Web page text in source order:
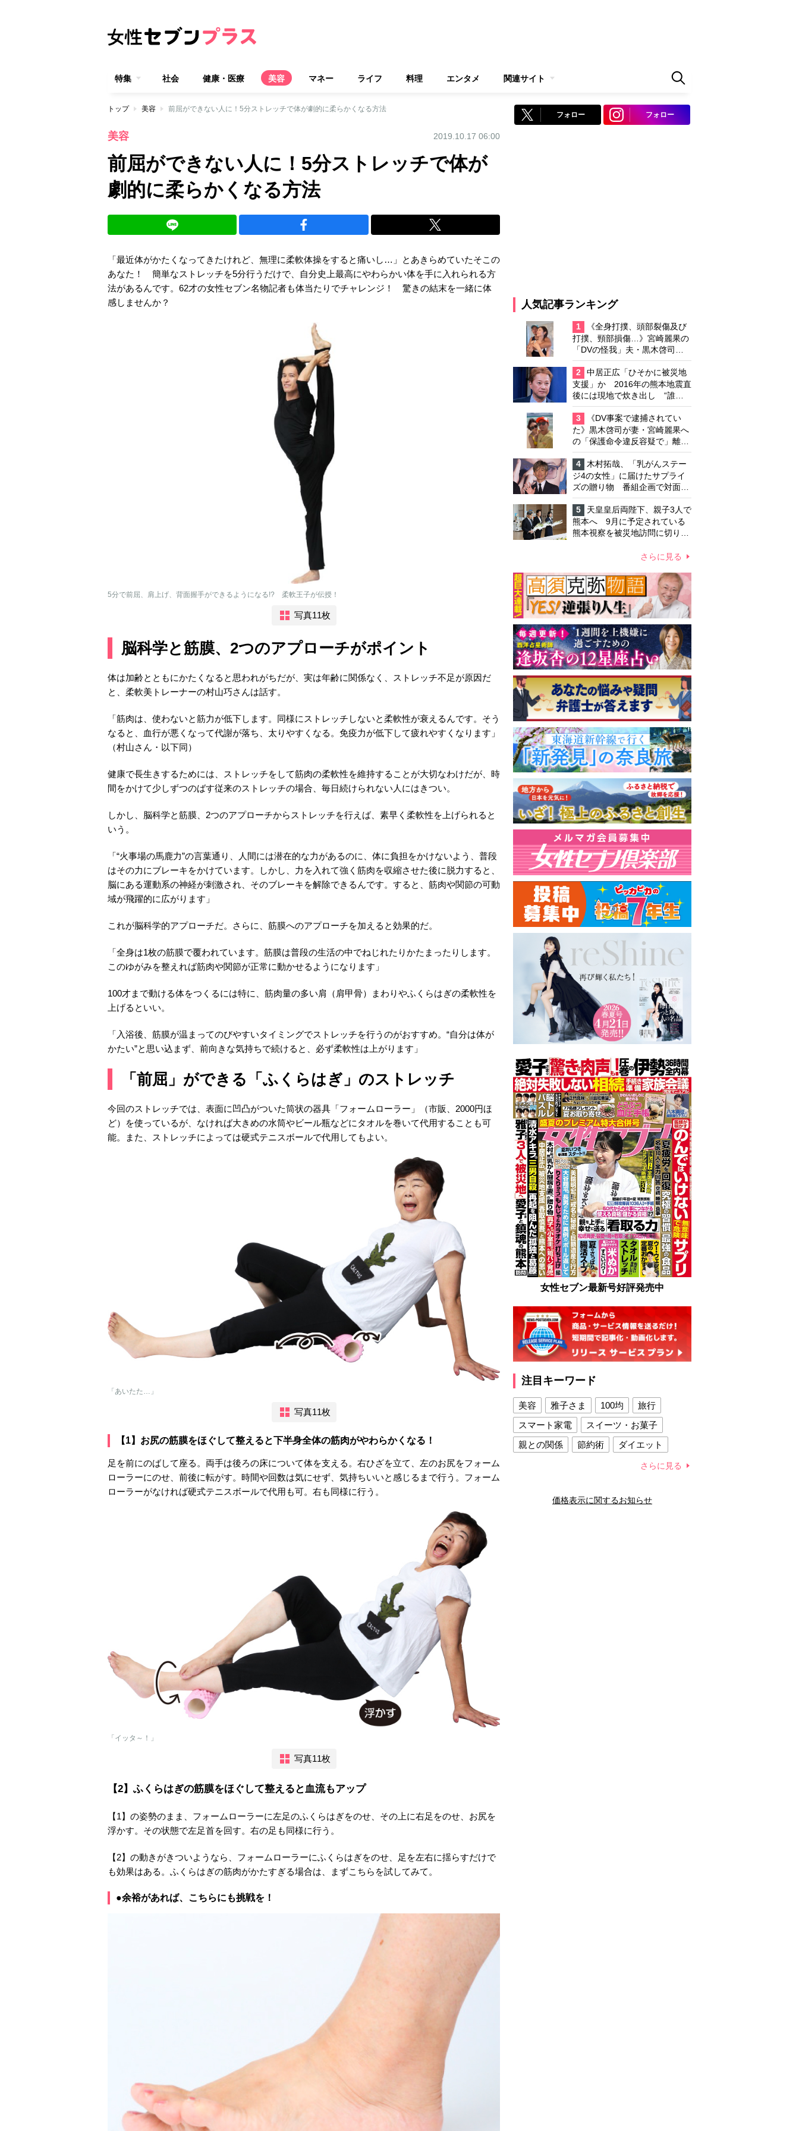
特集 社会 健康・医療 美容 マネー ライフ 料理 エンタメ 関連サイト
トップ 美容 前屈ができない人に！5分ストレッチで体が劇的に柔らかくなる方法
美容 2019.10.17 06:00
前屈ができない人に！5分ストレッチで体が
劇的に柔らかくなる方法
「最近体がかたくなってきたけれど、無理に柔軟体操をすると痛いし…」とあきらめていたそこの
あなた！ 簡単なストレッチを5分行うだけで、自分史上最高にやわらかい体を手に入れられる方
法があるんです。62才の女性セブン名物記者も体当たりでチャレンジ！ 驚きの結末を一緒に体
感しませんか？
5分で前屈、肩上げ、背面握手ができるようになる!? 柔軟王子が伝授！
写真11枚
脳科学と筋膜、2つのアプローチがポイント
体は加齢とともにかたくなると思われがちだが、実は年齢に関係なく、ストレッチ不足が原因だ
と、柔軟美トレーナーの村山巧さんは話す。
「筋肉は、使わないと筋力が低下します。同様にストレッチしないと柔軟性が衰えるんです。そう
なると、血行が悪くなって代謝が落ち、太りやすくなる。免疫力が低下して疲れやすくなります」
（村山さん・以下同）
健康で長生きするためには、ストレッチをして筋肉の柔軟性を維持することが大切なわけだが、時
間をかけて少しずつのばす従来のストレッチの場合、毎日続けられない人にはきつい。
しかし、脳科学と筋膜、2つのアプローチからストレッチを行えば、素早く柔軟性を上げられると
いう。
「“火事場の馬鹿力”の言葉通り、人間には潜在的な力があるのに、体に負担をかけないよう、普段
はその力にブレーキをかけています。しかし、力を入れて強く筋肉を収縮させた後に脱力すると、
脳にある運動系の神経が刺激され、そのブレーキを解除できるんです。すると、筋肉や関節の可動
域が飛躍的に広がります」
これが脳科学的アプローチだ。さらに、筋膜へのアプローチを加えると効果的だ。
「全身は1枚の筋膜で覆われています。筋膜は普段の生活の中でねじれたりかたまったりします。
このゆがみを整えれば筋肉や関節が正常に動かせるようになります」
100才まで動ける体をつくるには特に、筋肉量の多い肩（肩甲骨）まわりやふくらはぎの柔軟性を
上げるといい。
「入浴後、筋膜が温まってのびやすいタイミングでストレッチを行うのがおすすめ。“自分は体が
かたい”と思い込まず、前向きな気持ちで続けると、必ず柔軟性は上がります」
「前屈」ができる「ふくらはぎ」のストレッチ
今回のストレッチでは、表面に凹凸がついた筒状の器具「フォームローラー」（市販、2000円ほ
ど）を使っているが、なければ大きめの水筒やビール瓶などにタオルを巻いて代用することも可
能。また、ストレッチによっては硬式テニスボールで代用してもよい。
「あいたた…」
写真11枚
【1】お尻の筋膜をほぐして整えると下半身全体の筋肉がやわらかくなる！
足を前にのばして座る。両手は後ろの床について体を支える。右ひざを立て、左のお尻をフォーム
ローラーにのせ、前後に転がす。時間や回数は気にせず、気持ちいいと感じるまで行う。フォーム
ローラーがなければ硬式テニスボールで代用も可。右も同様に行う。
「イッタ～！」
写真11枚
【2】ふくらはぎの筋膜をほぐして整えると血流もアップ
【1】の姿勢のまま、フォームローラーに左足のふくらはぎをのせ、その上に右足をのせ、お尻を
浮かす。その状態で左足首を回す。右の足も同様に行う。
【2】の動きがきついようなら、フォームローラーにふくらはぎをのせ、足を左右に揺らすだけで
も効果はある。ふくらはぎの筋肉がかたすぎる場合は、まずこちらを試してみて。
●余裕があれば、こちらにも挑戦を！
フォロー フォロー
人気記事ランキング
1
《全身打撲、頭部裂傷及び
打撲、頸部損傷…》宮崎麗果の
「DVの怪我」夫・黒木啓司の
逮捕で始まる「夫婦の闘争」
2
中居正広「ひそかに被災地
支援」か 2016年の熊本地震直
後には現地で炊き出し “誰に
も知られなくて良い”と、むし
ろ強まる福祉活動への思い
3
《DV事案で逮捕されてい
た》黒木啓司が妻・宮崎麗果へ
の「保護命令違反容疑で」離婚
協議は「第二ステージ」へ
4
木村拓哉、「乳がんステー
ジ4の女性」に届けたサプライ
ズの贈り物 番組企画で対面し
たファンが、夢と希望を与える
心遣いに「うれしくて号泣しま
した」
5
天皇皇后両陛下、親子3人で
熊本へ 9月に予定されている
熊本視察を被災地訪問に切り替
夫妻から受け継ぐ“国民への寄
さらに見る
女性セブン最新号好評発売中
注目キーワード
美容 雅子さま 100均
旅行
スマート家電
スイーツ・お菓子
親との関係
節約術
ダイエット
夫との関係
新津春子 どか食い
さらに見る
価格表示に関するお知らせ